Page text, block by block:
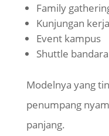
Family
Kunjungan kerja
Event kampus
Shuttle
Modelnya yang
penumpang
panjang.